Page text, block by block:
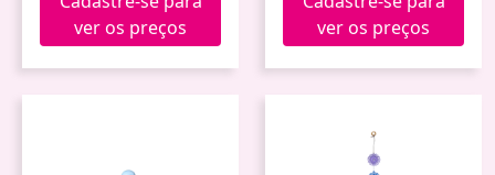
ver os preços
ver os preços